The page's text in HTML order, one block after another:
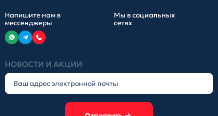
НОВОСТИ И АКЦИИ
Напишите нам в
мессенджеры
Мы в социальных
сетях